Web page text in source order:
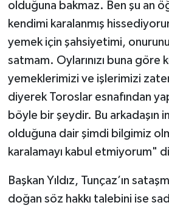
olduğuna bakmaz. Ben şu an
kendimi karalanmış
yemek için şahsiyetimi,
satmam. Oylarınızı buna göre
yemeklerimizi ve işlerimizi
diyerek Toroslar esnafından
böyle bir şeydir. Bu arkadaşın
olduğuna dair şimdi bilgimiz
karalamayı kabul etmiyorum"
Başkan Yıldız, Tunçaz’ın
doğan söz hakkı talebini ise